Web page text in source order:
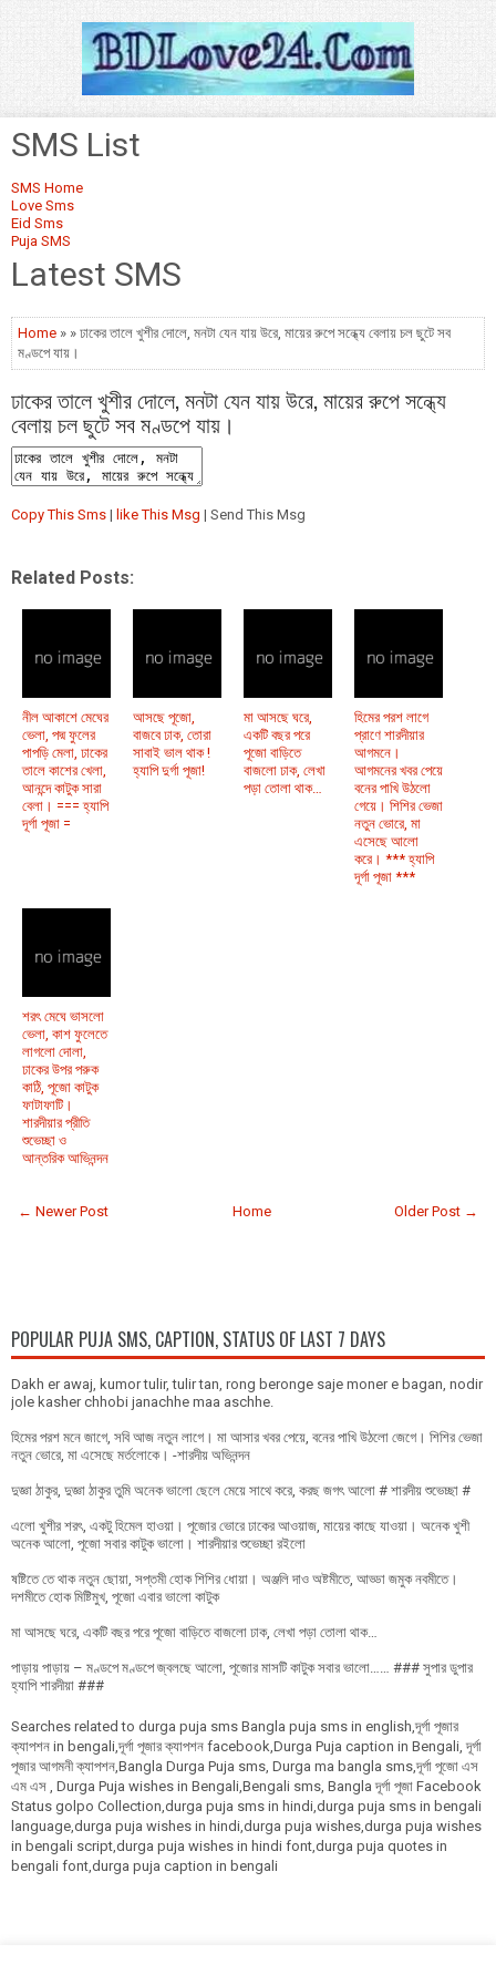
SMS List
SMS Home
Love Sms
Eid Sms
Puja SMS
Latest SMS
Home » » ঢাকের তালে খুশীর দোলে, মনটা যেন যায় উরে, মায়ের রুপে সন্ধ্যে বেলায় চল ছুটে সব
মণ্ডপে যায়।
ঢাকের তালে খুশীর দোলে, মনটা যেন যায় উরে, মায়ের রুপে সন্ধ্যে
বেলায় চল ছুটে সব মণ্ডপে যায়।
Copy This Sms | like This Msg | Send This Msg
Related Posts:
নীল আকাশে মেঘের
ভেলা, পদ্ম ফুলের
পাপড়ি মেলা, ঢাকের
তালে কাশের খেলা,
আনন্দে কাটুক সারা
বেলা। === হ্যাপি
দূর্গা পূজা =
আসছে পূজো,
বাজবে ঢাক, তোরা
সাবাই ভাল থাক !
হ্যাপি দুর্গা পূজা!
মা আসছে ঘরে,
একটি বছর পরে
পূজো বাড়িতে
বাজলো ঢাক, লেখা
পড়া তোলা থাক…
হিমের পরশ লাগে
প্রাণে শারদীয়ার
আগমনে।
আগমনের খবর পেয়ে
বনের পাখি উঠলো
গেয়ে। শিশির ভেজা
নতুন ভোরে, মা
এসেছে আলো
করে। *** হ্যাপি
দূর্গা পূজা ***
শরৎ মেঘে ভাসলো
ভেলা, কাশ ফুলেতে
লাগলো দোলা,
ঢাকের উপর পরুক
কাঠি, পূজো কাটুক
ফাটাফাটি।
শারদীয়ার প্রীতি
শুভেচ্ছা ও
আন্তরিক আভিনন্দন
← Newer Post Older Post →
Home
POPULAR PUJA SMS, CAPTION, STATUS OF LAST 7 DAYS
Dakh er awaj, kumor tulir, tulir tan, rong beronge saje moner e bagan, nodir
jole kasher chhobi janachhe maa aschhe.
হিমের পরশ মনে জাগে, সবি আজ নতুন লাগে। মা আসার খবর পেয়ে, বনের পাখি উঠলো জেগে। শিশির ভেজা
নতুন ভোরে, মা এসেছে মর্তলোকে। -শারদীয় অভিনন্দন
দুজ্ঞা ঠাকুর, দুজ্ঞা ঠাকুর তুমি অনেক ভালো ছেলে মেয়ে সাথে করে, করছ জগৎ আলো # শারদীয় শুভেচ্ছা #
এলো খুশীর শরৎ, একটু হিমেল হাওয়া। পূজোর ভোরে ঢাকের আওয়াজ, মায়ের কাছে যাওয়া। অনেক খুশী
অনেক আলো, পূজো সবার কাটুক ভালো। শারদীয়ার শুভেচ্ছা রইলো
ষষ্টিতে তে থাক নতুন ছোয়া, সপ্তমী হোক শিশির ধোয়া। অঞ্জলি দাও অষ্টমীতে, আড্ডা জমুক নবমীতে।
দশমীতে হোক মিষ্টিমুখ, পূজো এবার ভালো কাটুক
মা আসছে ঘরে, একটি বছর পরে পূজো বাড়িতে বাজলো ঢাক, লেখা পড়া তোলা থাক…
পাড়ায় পাড়ায় – মণ্ডপে মণ্ডপে জ্বলছে আলো, পূজোর মাসটি কাটুক সবার ভালো…… ### সুপার ডুপার
হ্যাপি শারদীয়া ###
Searches related to durga puja sms Bangla puja sms in english,দূর্গা পূজার
ক্যাপশন in bengali,দূর্গা পূজার ক্যাপশন facebook,Durga Puja caption in Bengali, দূর্গা
পূজার আগমনী ক্যাপশন,Bangla Durga Puja sms, Durga ma bangla sms,দূর্গা পূজো এস
এম এস , Durga Puja wishes in Bengali,Bengali sms, Bangla দূর্গা পূজা Facebook
Status golpo Collection,durga puja sms in hindi,durga puja sms in bengali
language,durga puja wishes in hindi,durga puja wishes,durga puja wishes
in bengali script,durga puja wishes in hindi font,durga puja quotes in
bengali font,durga puja caption in bengali